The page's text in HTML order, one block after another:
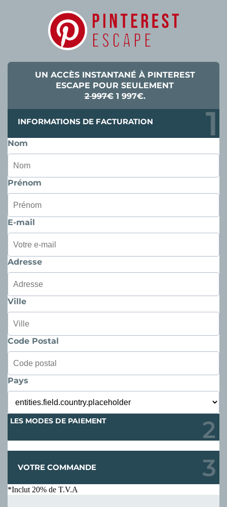
UN ACCÈS INSTANTANÉ À PINTEREST
ESCAPE POUR SEULEMENT
2 997€1 997€.
INFORMATIONS DE FACTURATION
Nom
Prénom
E-mail
Adresse
Ville
Code Postal
Pays
LES MODES DE PAIEMENT
VOTRE COMMANDE
*Inclut 20% de T.V.A